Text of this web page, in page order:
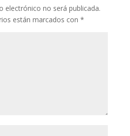
electrónico no será publicada.
están marcados con *